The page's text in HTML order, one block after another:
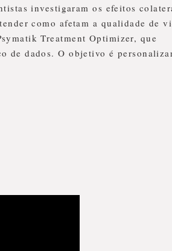
investigaram os efeitos
como afetam a qualidade de
Treatment Optimizer, que
de dados. O objetivo é